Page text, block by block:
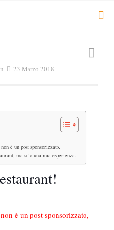
23 Marzo 2018
è un post sponsorizzato,
ma solo una mia esperienza.
è un post sponsorizzato,